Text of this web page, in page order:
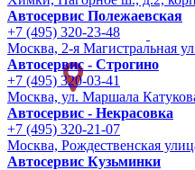
Автосервис Полежаевская
+7 (495) 320-23-48
Москва, 2-я Магистральная
Автосервис - Строгино
+7 (495) 320-03-41
Москва, ул. Маршала
Автосервис - Некрасовка
+7 (495) 320-21-07
Москва, Рождественская
Автосервис Кузьминки